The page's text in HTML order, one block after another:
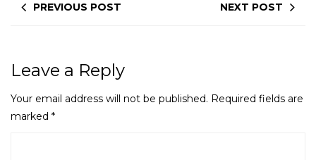
PREVIOUS POST NEXT POST
Leave a Reply
Your email address will not be published. Required fields are
marked *